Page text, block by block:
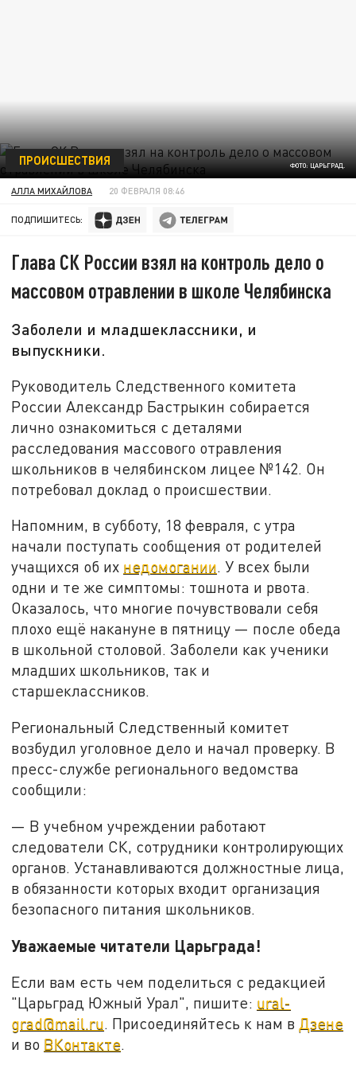
ФОТО: ЦАРЬГРАД.
ПРОИСШЕСТВИЯ
АЛЛА МИХАЙЛОВА 20 ФЕВРАЛЯ 08:46
ПОДПИШИТЕСЬ:
Глава СК России взял на контроль дело о
массовом отравлении в школе Челябинска
Заболели и младшеклассники, и
выпускники.
Руководитель Следственного комитета
России Александр Бастрыкин собирается
лично ознакомиться с деталями
расследования массового отравления
школьников в челябинском лицее №142. Он
потребовал доклад о происшествии.
Напомним, в субботу, 18 февраля, с утра
начали поступать сообщения от родителей
учащихся об их недомогании. У всех были
одни и те же симптомы: тошнота и рвота.
Оказалось, что многие почувствовали себя
плохо ещё накануне в пятницу — после обеда
в школьной столовой. Заболели как ученики
младших школьников, так и
старшеклассников.
Региональный Следственный комитет
возбудил уголовное дело и начал проверку. В
пресс-службе регионального ведомства
сообщили:
— В учебном учреждении работают
следователи СК, сотрудники контролирующих
органов. Устанавливаются должностные лица,
в обязанности которых входит организация
безопасного питания школьников.
Уважаемые читатели Царьграда!
Если вам есть чем поделиться с редакцией
"Царьград Южный Урал", пишите: ural-
grad@mail.ru. Присоединяйтесь к нам в Дзене
и во ВКонтакте.